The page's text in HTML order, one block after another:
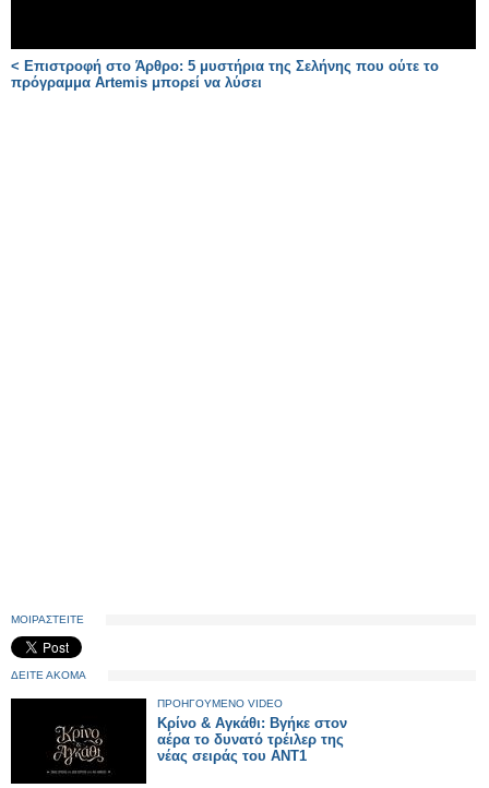
< Επιστροφή στο Άρθρο: 5 μυστήρια της Σελήνης που ούτε το
πρόγραμμα Artemis μπορεί να λύσει
ΜΟΙΡΑΣΤΕΙΤΕ
ΔΕΙΤΕ ΑΚΟΜΑ
ΠΡΟΗΓΟΥΜΕΝΟ VIDEO
Κρίνο & Αγκάθι: Βγήκε στον
αέρα το δυνατό τρέιλερ της
νέας σειράς του ΑΝΤ1